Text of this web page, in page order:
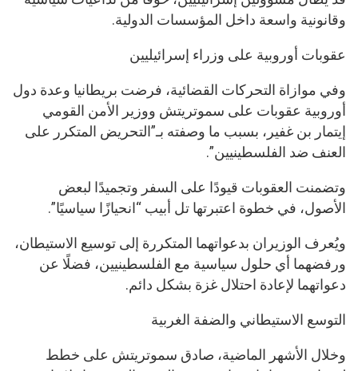
وقانونية واسعة داخل المؤسسات الدولية.
عقوبات أوروبية على وزراء إسرائيليين
وفي موازاة التحركات القضائية، فرضت بريطانيا وعدة دول
أوروبية عقوبات على سموتريتش ووزير الأمن القومي
إيتمار بن غفير، بسبب ما وصفته بـ”التحريض المتكرر على
العنف ضد الفلسطينيين”.
وتضمنت العقوبات قيودًا على السفر وتجميدًا لبعض
الأصول، في خطوة اعتبرتها تل أبيب “انحيازًا سياسيًا”.
ويُعرف الوزيران بدعواتهما المتكررة إلى توسيع الاستيطان،
ورفضهما أي حلول سياسية مع الفلسطينيين، فضلًا عن
دعواتهما لإعادة احتلال غزة بشكل دائم.
التوسع الاستيطاني والضفة الغربية
وخلال الأشهر الماضية، صادق سموتريتش على خطط